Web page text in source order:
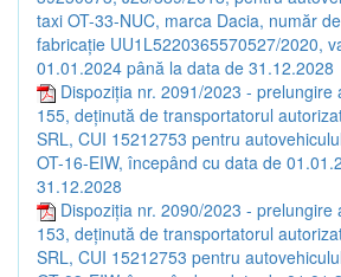
taxi OT-33-NUC, marca Dacia, număr
fabricație UU1L5220365570527/2020,
01.01.2024 până la data de 31.12.2028
Dispoziția nr. 2091/2023 - prelungire
155, deținută de transportatorul
SRL, CUI 15212753 pentru
OT-16-EIW, începând cu data de
31.12.2028
Dispoziția nr. 2090/2023 - prelungire
153, deținută de transportatorul
SRL, CUI 15212753 pentru